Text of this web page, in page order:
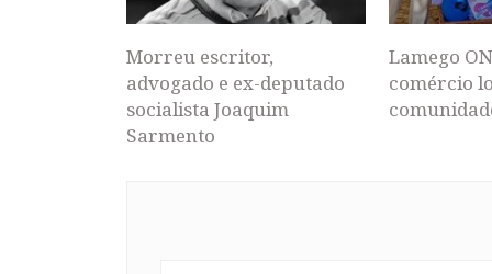
Morreu escritor,
advogado e ex-deputado
socialista Joaquim
Sarmento
Lamego
comércio